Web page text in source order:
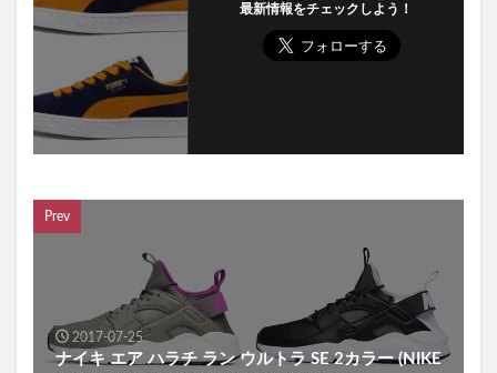
最新情報をチェックしよう！
Prev
2017-07-25
ナイキ エア ハラチ ラン ウルトラ SE 2カラー (NIKE